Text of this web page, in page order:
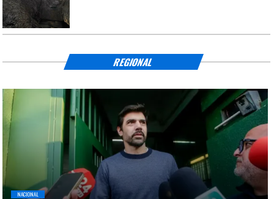
NACIONAL
REGIONAL